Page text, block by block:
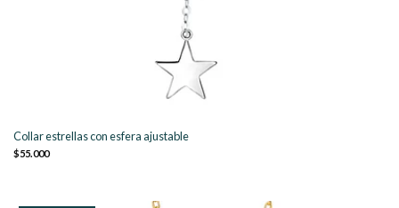
Collar estrellas con esfera ajustable
$55.000